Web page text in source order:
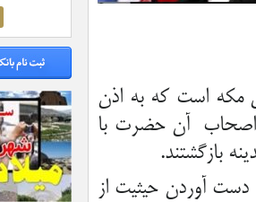
مكه است كه به اذن
و اصحاب آن حضرت با
آوردن حيثيت از